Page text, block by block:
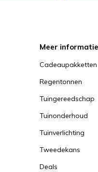
Meer informatie
Cadeaupakketten
Regentonnen
Tuingereedschap
Tuinonderhoud
Tuinverlichting
Tweedekans
Deals